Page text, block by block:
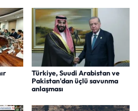
Türkiye, Suudi Arabistan ve
Pakistan'dan üçlü savunma
anlaşması